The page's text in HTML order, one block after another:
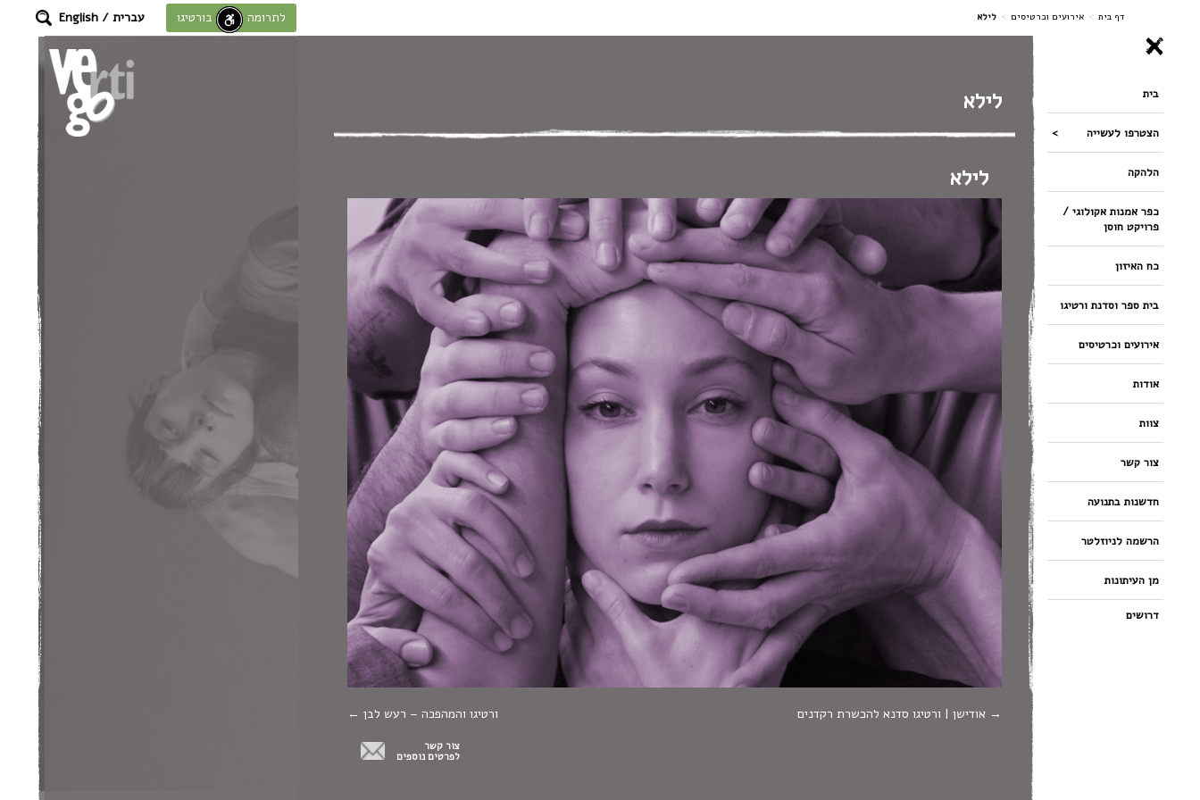
דף בית > אירועים וכרטיסים > לילא לתרומה לחוסן בורטיגו עברית /
English
בית
הצטרפו לעשייה
הלהקה
כפר אמנות אקולוגי /
פרויקט חוסן
כח האיזון
בית ספר וסדנת ורטיגו
אירועים וכרטיסים
אודות
צוות
צור קשר
חדשנות בתנועה
הרשמה לניוזלטר
מן העיתונות
דרושים
לילא
לילא
אודישן | ורטיגו סדנא להכשרת רקדנים ורטיגו והמהפכה – רעש לבן
צור קשר
לפרטים נוספים